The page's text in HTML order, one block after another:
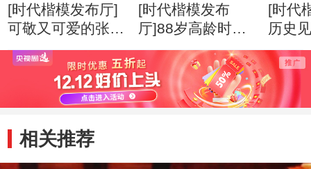
[时代楷模发布厅]
可敬又可爱的张富
清老人
[时代楷模发布
厅]88岁高龄时，
高位截肢，靠自己
的力量站起来
[时代
历史
子
相关推荐